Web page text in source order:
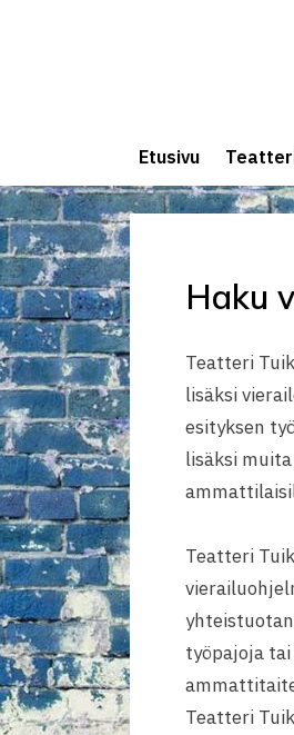
Etusivu
Haku
Teatteri
lisäksi
esityksen
lisäksi
Teatteri
työpajoja
Teatteri